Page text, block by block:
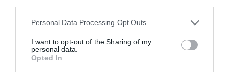
Personal Data Processing Opt Outs
I want to opt-out of the Sharing of my
personal data.
Opted In
Appel aux lecteurs !
Soutenez Air Journal participez